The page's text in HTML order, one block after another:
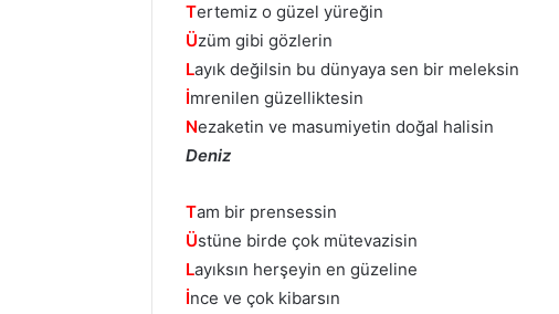
Tertemiz o güzel yüreğin
Üzüm gibi gözlerin
Layık değilsin bu dünyaya sen bir meleksin
İmrenilen güzelliktesin
Nezaketin ve masumiyetin doğal halisin
Deniz
Tam bir prensessin
Üstüne birde çok mütevazisin
Layıksın herşeyin en güzeline
İnce ve çok kibarsın